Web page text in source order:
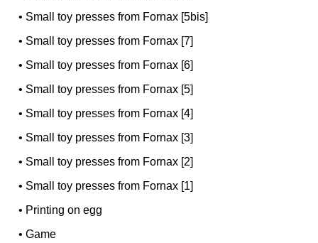
• Small toy presses from Fornax [5bis]
• Small toy presses from Fornax [7]
• Small toy presses from Fornax [6]
• Small toy presses from Fornax [5]
• Small toy presses from Fornax [4]
• Small toy presses from Fornax [3]
• Small toy presses from Fornax [2]
• Small toy presses from Fornax [1]
• Printing on egg
•Game